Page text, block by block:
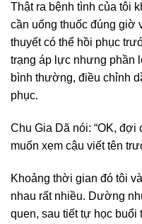
Thật ra bệnh tình của tôi
cần uống thuốc đúng giờ
thuyết có thể hồi phục
trạng áp lực nhưng phần
bình thường, điều chỉnh
phục.
Chu Gia Dã nói: “OK, đợi
muốn xem cậu viết tên
Khoảng thời gian đó tôi
nhau rất nhiều. Dường
quen, sau tiết tự học buổi